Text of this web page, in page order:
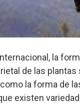
la
de las
la forma de
existen